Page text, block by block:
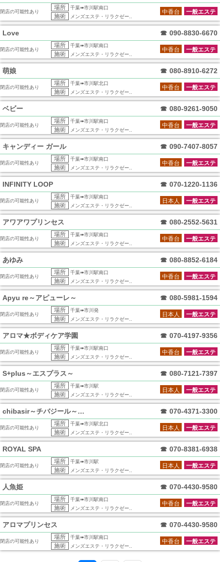
閉店の可能性あり
場所 千葉➠市川駅南口
施術 メンズエステ・リラクゼー..
一般エステ
中香台
Love ☎ 090-8830-6670
閉店の可能性あり
場所 千葉➠市川駅南口
施術 メンズエステ・リラクゼー..
一般エステ
中香台
萌娘 ☎ 080-8910-6272
閉店の可能性あり
場所 千葉➠市川駅北口
施術 メンズエステ・リラクゼー..
一般エステ
中香台
ベビー ☎ 080-9261-9050
閉店の可能性あり
場所 千葉➠市川駅南口
施術 メンズエステ・リラクゼー..
一般エステ
中香台
キャンディー ガール ☎ 090-7407-8057
閉店の可能性あり
場所 千葉➠市川駅南口
施術 メンズエステ・リラクゼー..
一般エステ
中香台
INFINITY LOOP ☎ 070-1220-1136
閉店の可能性あり
場所 千葉➠市川駅南口
施術 メンズエステ・リラクゼー..
一般エステ
日本人
アワアワプリンセス ☎ 080-2552-5631
閉店の可能性あり
場所 千葉➠市川駅南口
施術 メンズエステ・リラクゼー..
一般エステ
中香台
あゆみ ☎ 080-8852-6184
閉店の可能性あり
場所 千葉➠市川駅南口
施術 メンズエステ・リラクゼー..
一般エステ
中香台
Apyu re～アピューレ～ ☎ 080-5981-1594
閉店の可能性あり
場所 千葉➠市川発
施術 メンズエステ・リラクゼー..
一般エステ
日本人
アロマ★ボディケア学園 ☎ 070-4197-9356
閉店の可能性あり
場所 千葉➠市川駅南口
施術 メンズエステ・リラクゼー..
一般エステ
中香台
S+plus～エスプラス～ ☎ 080-7121-7397
閉店の可能性あり
場所 千葉➠市川駅
施術 メンズエステ・リラクゼー..
一般エステ
日本人
chibasir～チバジール～市川店 ☎ 070-4371-3300
閉店の可能性あり
場所 千葉➠市川駅北口
施術 メンズエステ・リラクゼー..
一般エステ
日本人
ROYAL SPA ☎ 070-8381-6938
閉店の可能性あり
場所 千葉➠市川駅
施術 メンズエステ・リラクゼー..
一般エステ
日本人
人魚姫 ☎ 070-4430-9580
閉店の可能性あり
場所 千葉➠市川駅南口
施術 メンズエステ・リラクゼー..
一般エステ
中香台
アロマプリンセス ☎ 070-4430-9580
閉店の可能性あり
場所 千葉➠市川駅南口
施術 メンズエステ・リラクゼー..
一般エステ
中香台